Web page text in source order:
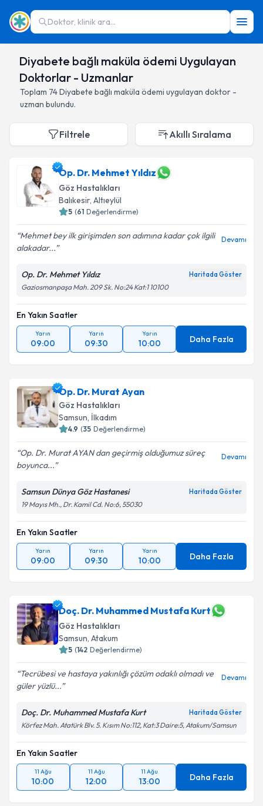
Doktor, klinik ara...
Diyabete bağlı maküla ödemi Uygulayan
Doktorlar - Uzmanlar
Toplam 74Diyabete bağlı maküla ödemi uygulayan doktor -
uzman bulundu.
Filtrele Akıllı Sıralama
Op. Dr. Mehmet Yıldız
Göz Hastalıkları
Balıkesir, Altıeylül
5 (61 Değerlendirme)
Mehmet bey ilk girişimden son adımına kadar çok ilgili
alakadar...
Devamı
Op. Dr. Mehmet Yıldız Haritada Göster
Gaziosmanpaşa Mah. 209 Sk. No:24 Kat:1 10100
En Yakın Saatler
Yarın
09:00
Yarın
09:30
Yarın
10:00 Daha Fazla
Op. Dr. Murat Ayan
Göz Hastalıkları
Samsun, İlkadım
4.9 (35 Değerlendirme)
Op. Dr. Murat AYAN dan geçirmiş olduğumuz süreç
boyunca...
Devamı
Samsun Dünya Göz Hastanesi Haritada Göster
19 Mayıs Mh., Dr. Kamil Cd. No:6, 55030
En Yakın Saatler
Yarın
09:00
Yarın
09:30
Yarın
10:00 Daha Fazla
Doç. Dr. Muhammed Mustafa Kurt
Göz Hastalıkları
Samsun, Atakum
5 (142 Değerlendirme)
Tecrübesi ve hastaya yakınlığı çözüm odaklı olmadı ve
güler yüzlü...
Devamı
Doç. Dr. Muhammed Mustafa Kurt Haritada Göster
Körfez Mah. Atatürk Blv. 5. Kısım No:112, Kat:3 Daire:5, Atakum/Samsun
En Yakın Saatler
11 Ağu
10:00
11 Ağu
12:00
11 Ağu
13:00 Daha Fazla